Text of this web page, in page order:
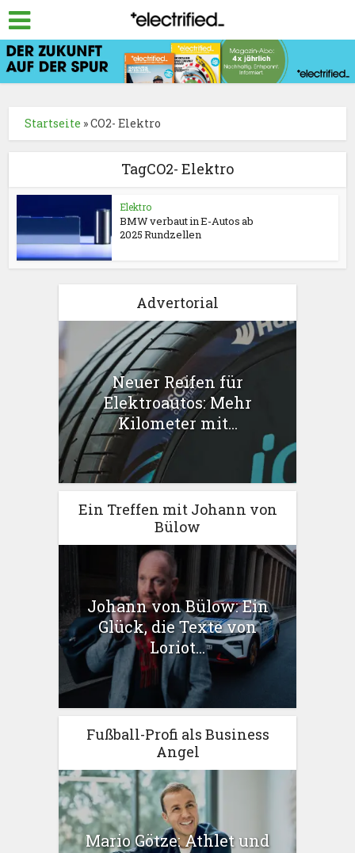
Startseite »CO2- Elektro
TagCO2- Elektro
Elektro
BMW verbaut in E-Autos ab
2025 Rundzellen
Advertorial
Neuer Reifen für
Elektroautos: Mehr
Kilometer mit...
Ein Treffen mit Johann von
Bülow
Johann von Bülow: Ein
Glück, die Texte von
Loriot...
Fußball-Profi als Business
Angel
Mario Götze: Athlet und